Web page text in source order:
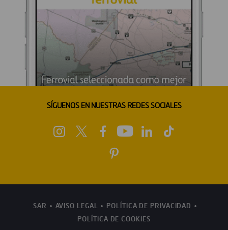
SÍGUENOS EN NUESTRAS REDES SOCIALES
SAR AVISO LEGAL
POLÍTICA DE PRIVACIDAD
POLÍTICA DE COOKIES